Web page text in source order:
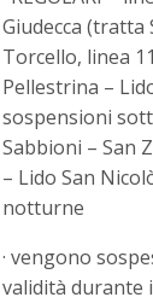
Giudecca (tratta
Torcello, linea
Pellestrina –
sospensioni
Sabbioni – San
– Lido San
notturne
· vengono
validità durante